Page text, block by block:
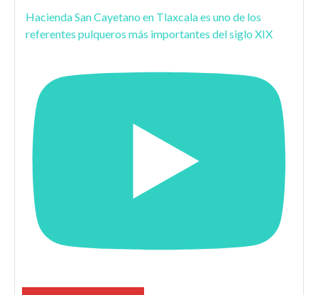
Hacienda San Cayetano en Tlaxcala es uno de los
referentes pulqueros más importantes del siglo XIX